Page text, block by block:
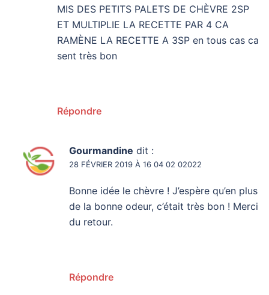
MIS DES PETITS PALETS DE CHÈVRE 2SP
ET MULTIPLIE LA RECETTE PAR 4 CA
RAMÈNE LA RECETTE A 3SP en tous cas ca
sent très bon
Répondre
Gourmandine dit :
28 FÉVRIER 2019 À 16 04 02 02022
Bonne idée le chèvre ! J’espère qu’en plus
de la bonne odeur, c’était très bon ! Merci
du retour.
Répondre